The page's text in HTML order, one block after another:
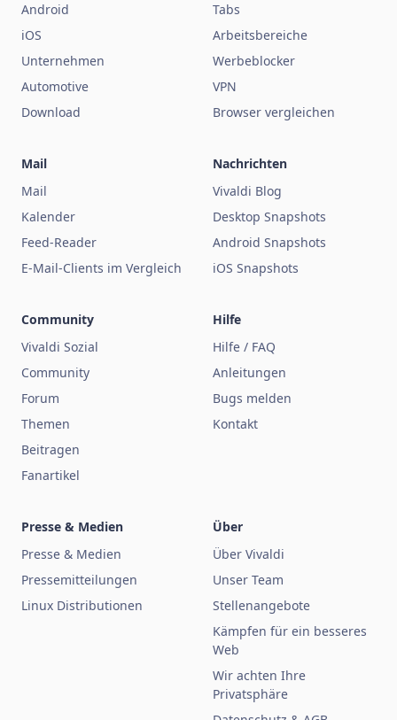
Android
iOS
Unternehmen
Automotive
Download
Tabs
Arbeitsbereiche
Werbeblocker
VPN
Browser vergleichen
Mail
Mail
Kalender
Feed-Reader
E-Mail-Clients im Vergleich
Nachrichten
Vivaldi Blog
Desktop Snapshots
Android Snapshots
iOS Snapshots
Community
Vivaldi Sozial
Community
Forum
Themen
Beitragen
Fanartikel
Hilfe
Hilfe / FAQ
Anleitungen
Bugs melden
Kontakt
Presse & Medien
Presse & Medien
Pressemitteilungen
Linux Distributionen
Über
Über Vivaldi
Unser Team
Stellenangebote
Kämpfen für ein besseres
Web
Wir achten Ihre
Privatsphäre